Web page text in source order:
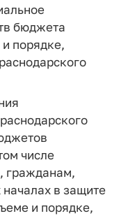
бюджета
порядке,
числе
гражданам,
в защите
и порядке,